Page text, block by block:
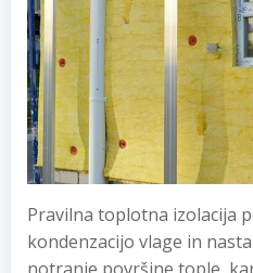
Pravilna toplotna izolacija
kondenzacijo vlage in